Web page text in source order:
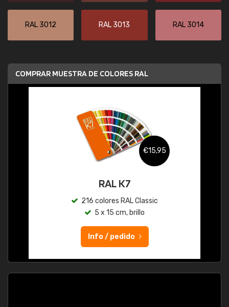
RAL 3012 RAL 3013 RAL 3014
COMPRAR MUESTRA DE COLORES RAL
€15,95
RAL K7
216 colores RAL Classic
5 x 15 cm, brillo
Info / pedido